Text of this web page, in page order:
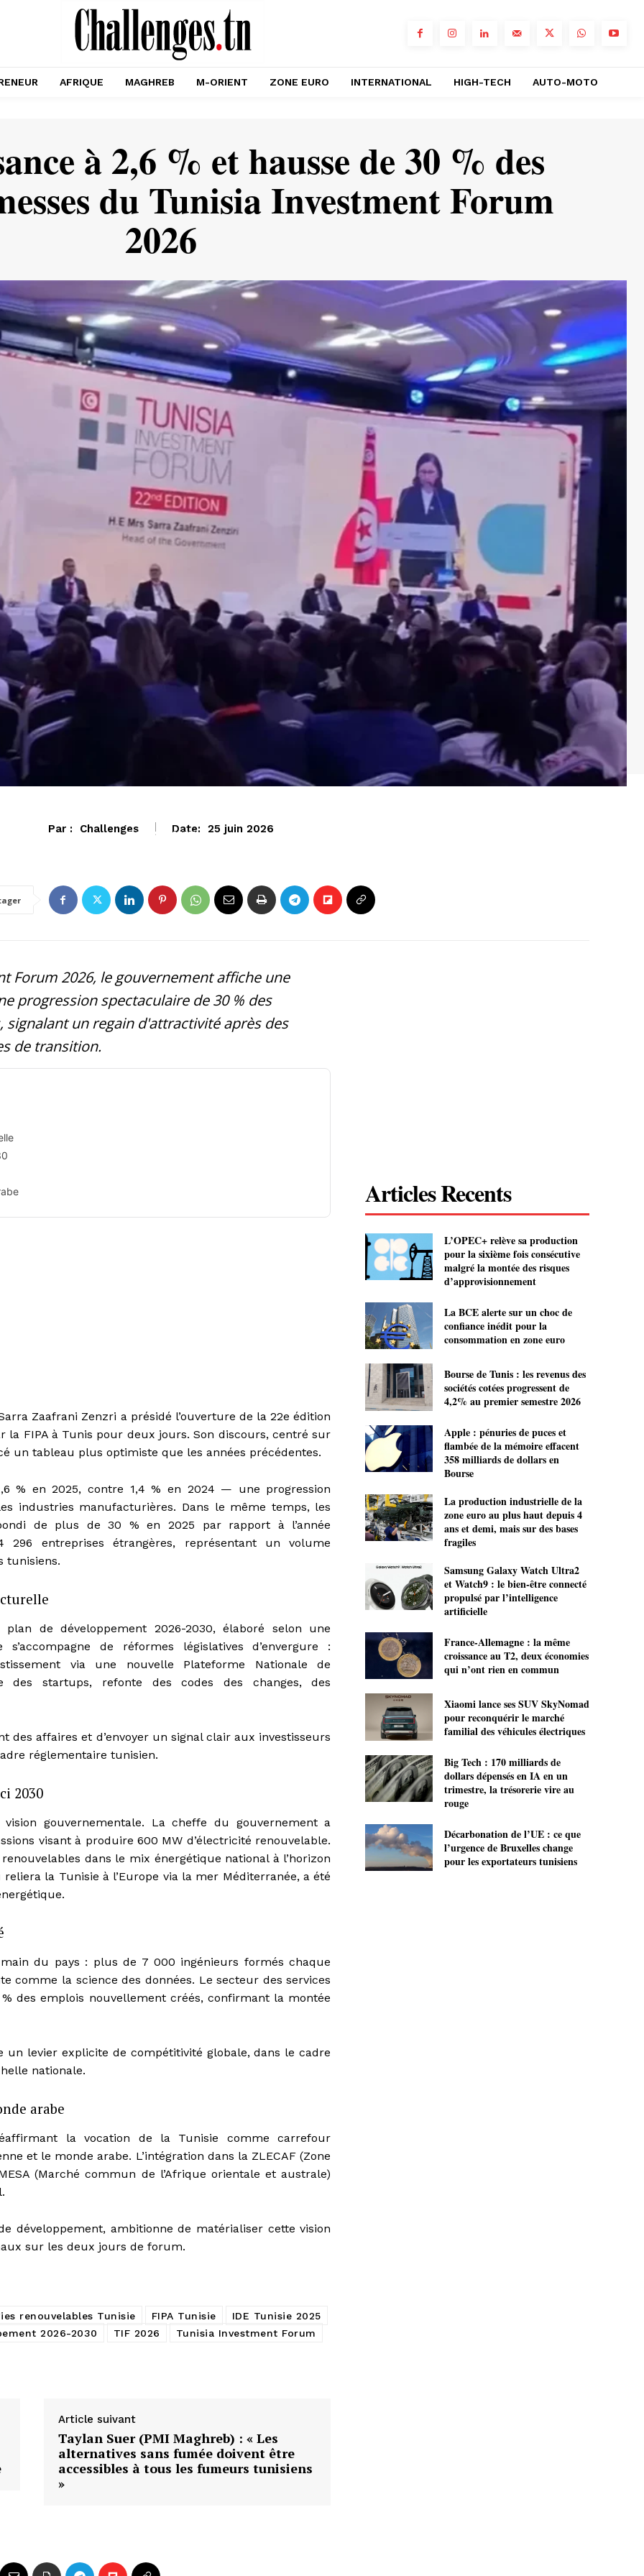
AFRIQUE MAGHREB M-ORIENT ZONE EURO INTERNATIONAL HIGH-TECH AUTO-MOTO
à 2,6 % et hausse de 30 % des
du Tunisia Investment Forum
2026
Par : Challenges Date: 25 juin 2026
ECONOMIE
Forum 2026, le gouvernement affiche une
progression spectaculaire de 30 % des
un regain d'attractivité après des
de transition.
Zaafrani Zenzri a présidé l’ouverture de la 22e édition
la FIPA à Tunis pour deux jours. Son discours, centré sur
un tableau plus optimiste que les années précédentes.
% en 2025, contre 1,4 % en 2024 — une progression
industries manufacturières. Dans le même temps, les
de plus de 30 % en 2025 par rapport à l’année
296 entreprises étrangères, représentant un volume
tunisiens.
de développement 2026-2030, élaboré selon une
de réformes législatives d’envergure :
via une nouvelle Plateforme Nationale de
des startups, refonte des codes des changes, des
des affaires et d’envoyer un signal clair aux investisseurs
réglementaire tunisien.
2030
gouvernementale. La cheffe du gouvernement a
visant à produire 600 MW d’électricité renouvelable.
renouvelables dans le mix énergétique national à l’horizon
la Tunisie à l’Europe via la mer Méditerranée, a été
du pays : plus de 7 000 ingénieurs formés chaque
comme la science des données. Le secteur des services
des emplois nouvellement créés, confirmant la montée
un levier explicite de compétitivité globale, dans le cadre
nationale.
arabe
la vocation de la Tunisie comme carrefour
et le monde arabe. L’intégration dans la ZLECAF (Zone
(Marché commun de l’Afrique orientale et australe)
développement, ambitionne de matérialiser cette vision
sur les deux jours de forum.
renouvelables Tunisie FIPA Tunisie
IDE Tunisie 2025
2026-2030
TIF 2026 Tunisia Investment Forum
Article suivant
Taylan Suer (PMI Maghreb) : « Les
alternatives sans fumée doivent être
accessibles à tous les fumeurs tunisiens
»
Articles Recents
L’OPEC+ relève sa production
pour la sixième fois consécutive
malgré la montée des risques
d’approvisionnement
La BCE alerte sur un choc de
confiance inédit pour la
consommation en zone euro
Bourse de Tunis : les revenus des
sociétés cotées progressent de
4,2% au premier semestre 2026
Apple : pénuries de puces et
flambée de la mémoire effacent
358 milliards de dollars en
Bourse
La production industrielle de la
zone euro au plus haut depuis 4
ans et demi, mais sur des bases
fragiles
Samsung Galaxy Watch Ultra2
et Watch9 : le bien-être connecté
propulsé par l’intelligence
artificielle
France-Allemagne : la même
croissance au T2, deux économies
qui n’ont rien en commun
Xiaomi lance ses SUV SkyNomad
pour reconquérir le marché
familial des véhicules électriques
Big Tech : 170 milliards de
dollars dépensés en IA en un
trimestre, la trésorerie vire au
rouge
Décarbonation de l’UE : ce que
l’urgence de Bruxelles change
pour les exportateurs tunisiens